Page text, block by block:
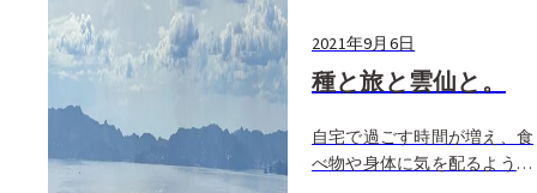
2021年9月6日
種と旅と雲仙と。
自宅で過ごす時間が増え、食
べ物や身体に気を配るように